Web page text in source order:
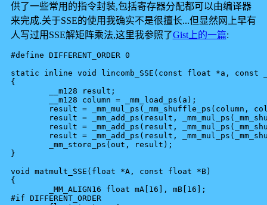
供了一些常用的指令封装,包括寄存器分配都可以由编译器
来完成.关于SSE的使用我确实不是很擅长...但显然网上早有
人写过用SSE解矩阵乘法,这里我参照了Gist上的一篇:
#define DIFFERENT_ORDER 0
static inline void lincomb_SSE(const float *a, const
{
}
void matmult_SSE(float *A, const float *B)
{
#if DIFFERENT_ORDER